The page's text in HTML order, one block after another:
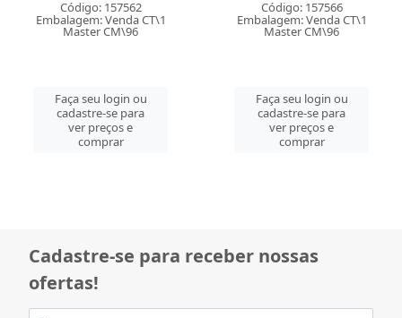
Código: 157562
Embalagem: Venda CT\1
Master CM\96
Faça seu login ou
cadastre-se para
ver preços e
comprar
Código: 157566
Embalagem: Venda CT\1
Master CM\96
Faça seu login ou
cadastre-se para
ver preços e
comprar
Cadastre-se para receber nossas
ofertas!